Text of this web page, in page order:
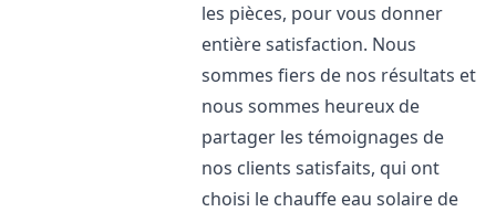
les pièces, pour vous donner
entière satisfaction. Nous
sommes fiers de nos résultats et
nous sommes heureux de
partager les témoignages de
nos clients satisfaits, qui ont
choisi le chauffe eau solaire de